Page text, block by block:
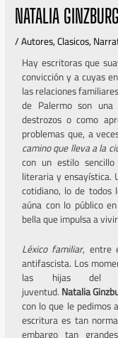
NATALIA
/Autores,Clasicos,
Hay escritoras que
convicción y a cuyas
las relaciones
de Palermo son
destrozos o como
problemas que, a
camino que lleva a la
con un estilo
literaria y ensayística.
cotidiano, lo de todos
aúna con lo público
bella que impulsa a
Léxico familiar, entre
antifascista. Los
las hijas del
juventud.Natalia
con lo que le pedimos
escritura es tan
embargo tan